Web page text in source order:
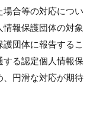
合等の対応につい
報保護団体の対象
団体に報告するこ
する認定個人情報保
、円滑な対応が期待